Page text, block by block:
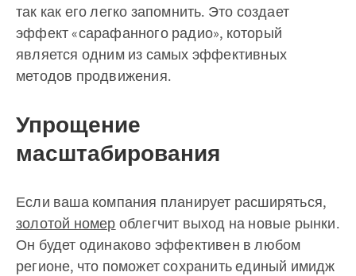
так как его легко запомнить. Это создает
эффект «сарафанного радио», который
является одним из самых эффективных
методов продвижения.
Упрощение
масштабирования
Если ваша компания планирует расширяться,
золотой номер облегчит выход на новые рынки.
Он будет одинаково эффективен в любом
регионе, что поможет сохранить единый имидж